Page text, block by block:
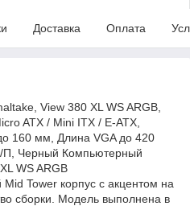
Доставка Оплата
View 380 XL WS ARGB,
ATX / Mini ITX / E-ATX,
160 мм, Длина VGA до 420
Черный Компьютерный
WS ARGB
Tower корпус с акцентом на
сборки. Модель выполнена в